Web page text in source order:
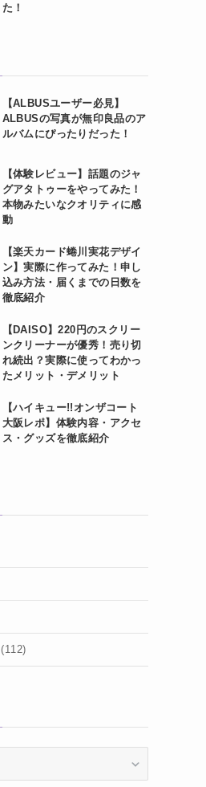
た！
【ALBUSユーザー必見】
ALBUSの写真が無印良品のア
ルバムにぴったりだった！
【体験レビュー】話題のジャ
グアタトゥーをやってみた！
本物みたいなクオリティに感
動
【楽天カード蜷川実花デザイ
ン】実際に作ってみた！申し
込み方法・届くまでの日数を
徹底紹介
【DAISO】220円のスクリー
ンクリーナーが優秀！売り切
れ続出？実際に使ってわかっ
たメリット・デメリット
【ハイキュー!!オンザコート
大阪レポ】体験内容・アクセ
ス・グッズを徹底紹介
(112)